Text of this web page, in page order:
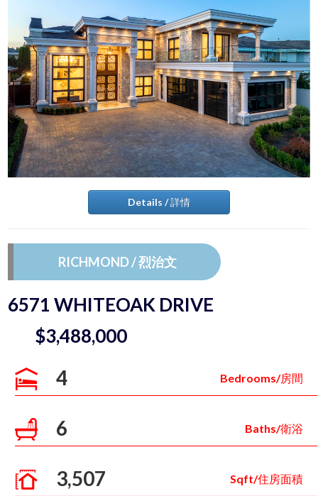
Details / 詳情
RICHMOND / 烈治文
6571 WHITEOAK DRIVE
$3,488,000
4 Bedrooms/房間
6 Baths/衛浴
3,507 Sqft/住房面積